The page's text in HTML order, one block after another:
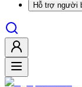
Hỗ trợ người